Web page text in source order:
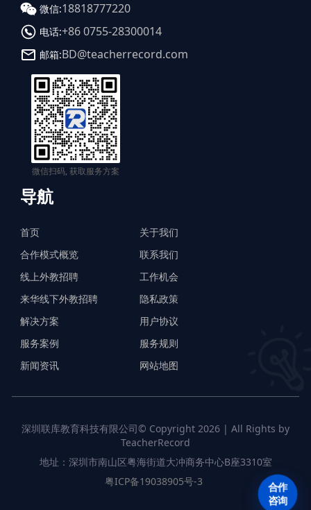
微信:18818777220
电话:+86 0755-28300014
邮箱:BD@teacherrecord.com
微信扫码, 获取服务方案
导航
首页
合作模式概览
线上外教招聘
来华线下外教招聘
解决方案
服务案例
新闻资讯
关于我们
联系我们
工作机会
隐私政策
用户协议
服务规则
网站地图
深圳联库教育科技有限公司© Copyright 2026 | All Rights by
TeacherRecord
地址：深圳市南山区粤海街道大冲商务中心B座3310室
粤ICP备19038905号-3
合作
咨询